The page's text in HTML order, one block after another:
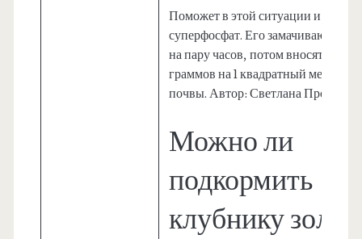
Поможет в этой ситуации и
суперфосфат. Его замачивают в
на пару часов, потом вносят по 50
граммов на 1 квадратный метр
почвы. Автор: Светлана Протас
Можно ли
подкормить
клубнику золой